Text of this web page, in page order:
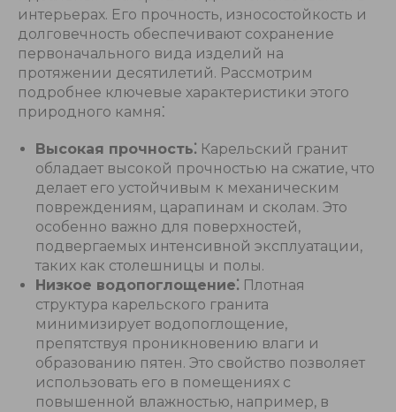
интерьерах. Его прочность, износостойкость и
долговечность обеспечивают сохранение
первоначального вида изделий на
протяжении десятилетий. Рассмотрим
подробнее ключевые характеристики этого
природного камня⁚
Высокая прочность⁚ Карельский гранит
обладает высокой прочностью на сжатие, что
делает его устойчивым к механическим
повреждениям, царапинам и сколам. Это
особенно важно для поверхностей,
подвергаемых интенсивной эксплуатации,
таких как столешницы и полы.
Низкое водопоглощение⁚ Плотная
структура карельского гранита
минимизирует водопоглощение,
препятствуя проникновению влаги и
образованию пятен. Это свойство позволяет
использовать его в помещениях с
повышенной влажностью, например, в